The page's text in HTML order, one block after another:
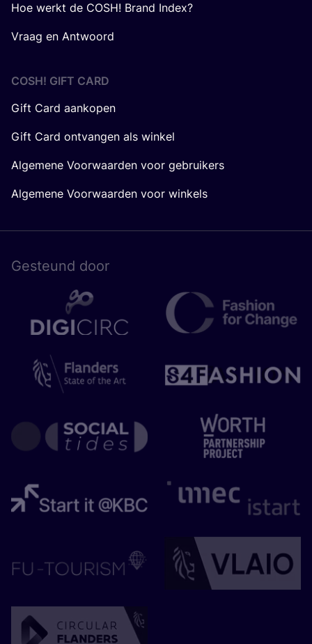
Hoe werkt de COSH! Brand Index?
Vraag en Antwoord
COSH! GIFT CARD
Gift Card aankopen
Gift Card ontvangen als winkel
Algemene Voorwaarden voor gebruikers
Algemene Voorwaarden voor winkels
Gesteund door